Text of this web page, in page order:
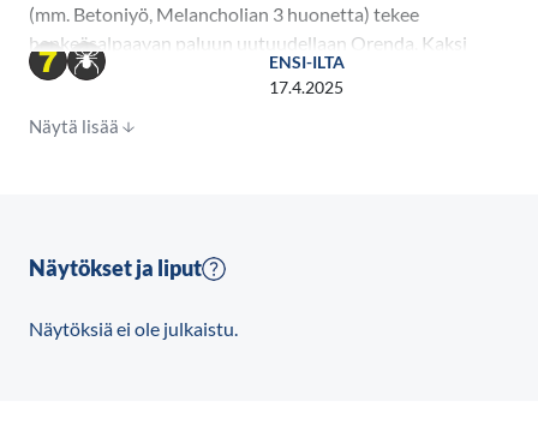
(mm. Betoniyö, Melancholian 3 huonetta) tekee
henkeäsalpaavan paluun uutuudellaan Orenda. Kaksi
voimakastahtoista naista (Alma Pöysti ja Pirkko
Saisio) kohtaavat maagisissa saaristomaisemissa.
Kumpaakin kuristaa syyllisyys menetetystä miehestä,
ankaruudesta. Pirkko Saision käsikirjoituksen
voima, orenda.
ENSI-ILTA
17.4.2025
Näytä lisää
Näytökset ja liput
Näytöksiä ei ole julkaistu.